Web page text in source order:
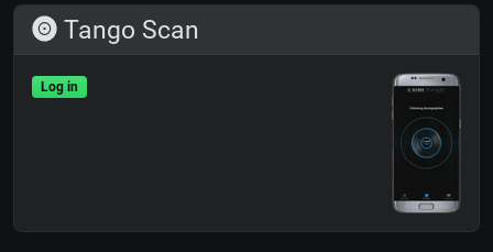
Tango Scan
Log in